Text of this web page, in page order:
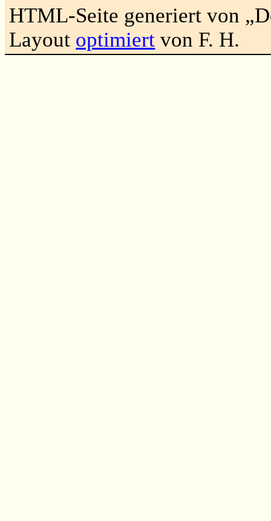
HTML-Seite generiert von
Layout optimiert von F. H.